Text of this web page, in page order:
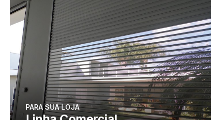
PARA SUA LOJA